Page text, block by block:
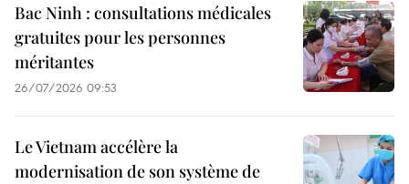
Bac Ninh : consultations médicales
gratuites pour les personnes
méritantes
26/07/2026 09:53
Le Vietnam accélère la
modernisation de son système de